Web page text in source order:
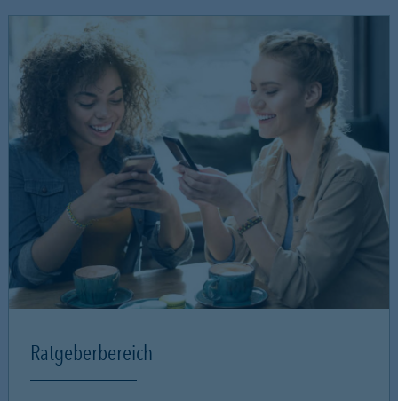
Ratgeberbereich